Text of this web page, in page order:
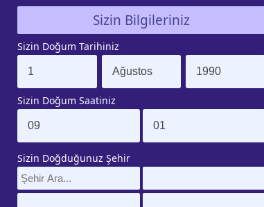
Sizin Bilgileriniz
Sizin Doğum Tarihiniz
Sizin Doğum Saatiniz
Sizin Doğduğunuz Şehir